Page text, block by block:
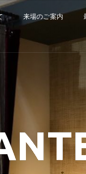
来場のご案内